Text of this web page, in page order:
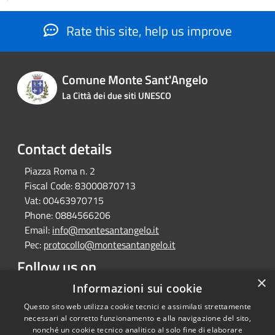
Rate this site, help us improve
Comune Monte Sant'Angelo
La Città dei due siti UNESCO
Contact details
Piazza Roma n. 2
Fiscal Code:83000870713
Vat:00463970715
Phone:0884566206
Email: info@montesantangelo.it
Pec: protocollo@montesantangelo.it
Follow us on
FacebookYoutubeInstagramTelegramWhatsapp ×
Informazioni sui cookie
Questo sito web utilizza cookie tecnici e assimilati strettamente
necessari al corretto funzionamento e alla navigazione del sito,
nonché un cookie tecnico analitico al solo fine di elaborare